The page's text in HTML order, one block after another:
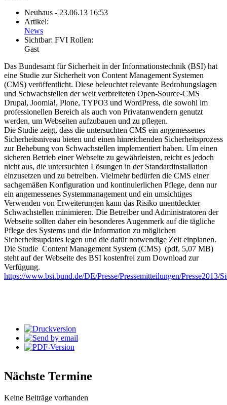
Neuhaus - 23.06.13 16:53
Artikel:
News
Sichtbar: FVI Rollen:
Gast
Das Bundesamt für Sicherheit in der Informationstechnik (BSI) hat
eine Studie zur Sicherheit von Content Management Systemen
(CMS) veröffentlicht. Diese beleuchtet relevante Bedrohungslagen
und Schwachstellen der weit verbreiteten Open-Source-CMS
Drupal, Joomla!, Plone, TYPO3 und WordPress, die sowohl im
professionellen Bereich als auch von Privatanwendern genutzt
werden, um Webseiten aufzubauen und zu pflegen.
Die Studie zeigt, dass die untersuchten CMS ein angemessenes
Sicherheitsniveau bieten und einen hinreichenden Sicherheitsprozess
zur Behebung von Schwachstellen implementiert haben. Um einen
sicheren Betrieb einer Webseite zu gewährleisten, reicht es jedoch
nicht aus, die untersuchten Lösungen in der Standardinstallation
einzusetzen und zu betreiben. Vielmehr bedürfen die CMS einer
sachgemäßen Konfiguration und kontinuierlichen Pflege, denn nur
ein angemessenes Systemmanagement und ein umsichtiges
Verwenden von Erweiterungen kann das Risiko unentdeckter
Schwachstellen minimieren. Die Betreiber und Administratoren der
Webseite sollten daher ein besonderes Augenmerk auf die tägliche
Pflege des Systems und die Information zu möglichen
Sicherheitsupdates legen und die dafür notwendige Zeit einplanen.
Die Studie Content Management System (CMS) (pdf, 5,07 MB)
steht auf der Webseite des BSI kostenfrei zum Download zur
Verfügung.
https://www.bsi.bund.de/DE/Presse/Pressemitteilungen/Presse2013/
Nächste Termine
Keine Beiträge vorhanden